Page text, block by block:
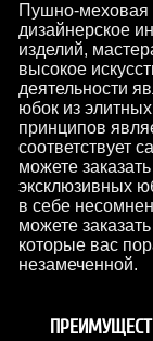
Пушно-меховая
дизайнерское
изделий,
высокое
деятельности
юбок из
принципов
соответствует
можете
эксклюзивных
в себе
можете
которые вас
незамеченной.